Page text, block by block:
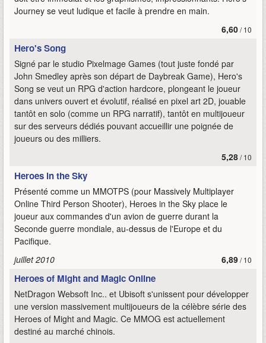
Journey se veut ludique et facile à prendre en main.
6,60/ 10
Hero's Song
Signé par le studio Pixelmage Games (tout juste fondé par
John Smedley après son départ de Daybreak Game), Hero's
Song se veut un RPG d'action hardcore, plongeant le joueur
dans univers ouvert et évolutif, réalisé en pixel art 2D, jouable
tantôt en solo (comme un RPG narratif), tantôt en multijoueur
sur des serveurs dédiés pouvant accueillir une poignée de
joueurs ou des milliers.
5,28/ 10
Heroes in the Sky
Présenté comme un MMOTPS (pour Massively Multiplayer
Online Third Person Shooter), Heroes in the Sky place le
joueur aux commandes d'un avion de guerre durant la
Seconde guerre mondiale, au-dessus de l'Europe et du
Pacifique.
juillet 2010
6,89/ 10
Heroes of Might and Magic Online
NetDragon Websoft Inc.. et Ubisoft s'unissent pour développer
une version massivement multijoueurs de la célèbre série des
Heroes of Might and Magic. Ce MMOG est actuellement
destiné au marché chinois.